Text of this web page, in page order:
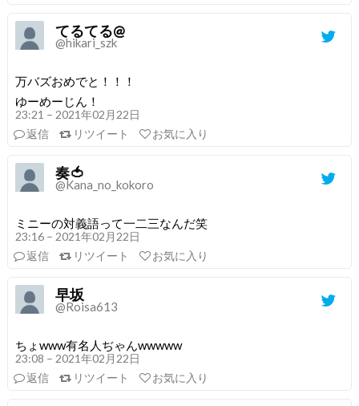
てるてる@
@hikari_szk
万バズおめでと！！！
ゆーめーじん！
23:21 – 2021年02月22日
返信
リツイート お気に入り
奏🍅
@Kana_no_kokoro
ミニーの対義語って一二三なんだ笑
23:16 – 2021年02月22日
返信
リツイート お気に入り
早坂
@Roisa613
ちょwww有名人ぢゃんwwwww
23:08 – 2021年02月22日
返信
リツイート お気に入り